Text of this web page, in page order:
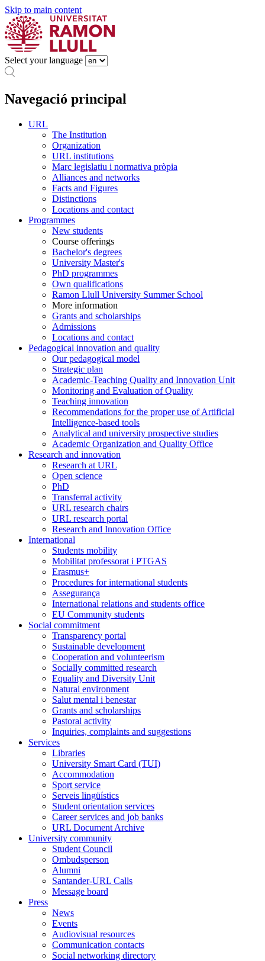
Skip to main content
Select your language
Navegació principal
URL
The Institution
Organization
URL institutions
Marc legislatiu i normativa pròpia
Alliances and networks
Facts and Figures
Distinctions
Locations and contact
Programmes
New students
Course offerings
Bachelor's degrees
University Master's
PhD programmes
Own qualifications
Ramon Llull University Summer School
More information
Grants and scholarships
Admissions
Locations and contact
Pedagogical innovation and quality
Our pedagogical model
Strategic plan
Academic-Teaching Quality and Innovation Unit
Monitoring and Evaluation of Quality
Teaching innovation
Recommendations for the proper use of Artificial
Intelligence-based tools
Analytical and university prospective studies
Academic Organization and Quality Office
Research and innovation
Research at URL
Open science
PhD
Transferral activity
URL research chairs
URL research portal
Research and Innovation Office
International
Students mobility
Mobilitat professorat i PTGAS
Erasmus+
Procedures for international students
Assegurança
International relations and students office
EU Community students
Social commitment
Transparency portal
Sustainable development
Cooperation and volunteerism
Socially committed research
Equality and Diversity Unit
Natural environment
Salut mental i benestar
Grants and scholarships
Pastoral activity
Inquiries, complaints and suggestions
Services
Libraries
University Smart Card (TUI)
Accommodation
Sport service
Serveis lingüístics
Student orientation services
Career services and job banks
URL Document Archive
University community
Student Council
Ombudsperson
Alumni
Santander-URL Calls
Message board
Press
News
Events
Audiovisual resources
Communication contacts
Social networking directory